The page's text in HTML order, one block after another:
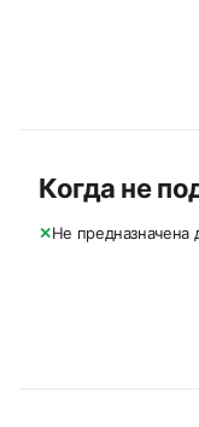
Когда не
✕Не предназначена